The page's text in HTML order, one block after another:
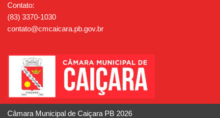
Contato:
(83) 3370-1030
contato@cmcaicara.pb.gov.br
Câmara Municipal de Caiçara PB 2026